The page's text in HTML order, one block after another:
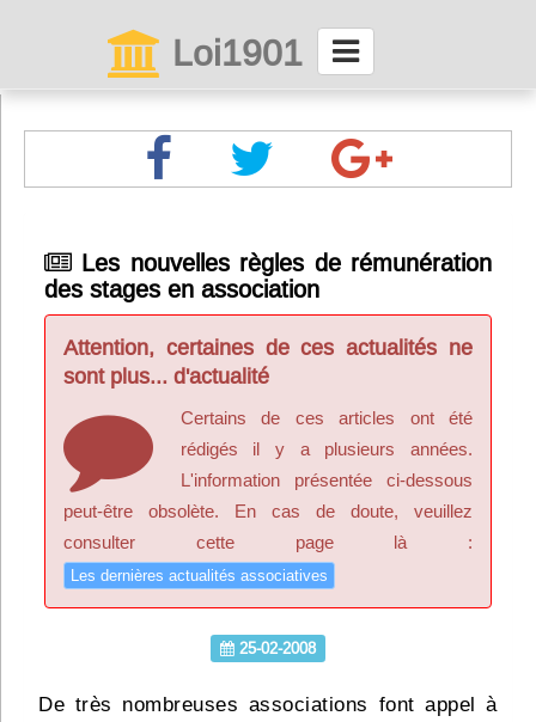
Loi1901
Menu général
ServiceAsso
Partager
VieAsso
Infos
Les nouvelles règles de rémunération
des stages en association
Attention, certaines de ces actualités ne
sont plus... d'actualité
Certains de ces articles ont été
rédigés il y a plusieurs années.
L'information présentée ci-dessous
peut-être obsolète. En cas de doute, veuillez
consulter cette page là :
Les dernières actualités associatives
25-02-2008
De très nombreuses associations font appel à